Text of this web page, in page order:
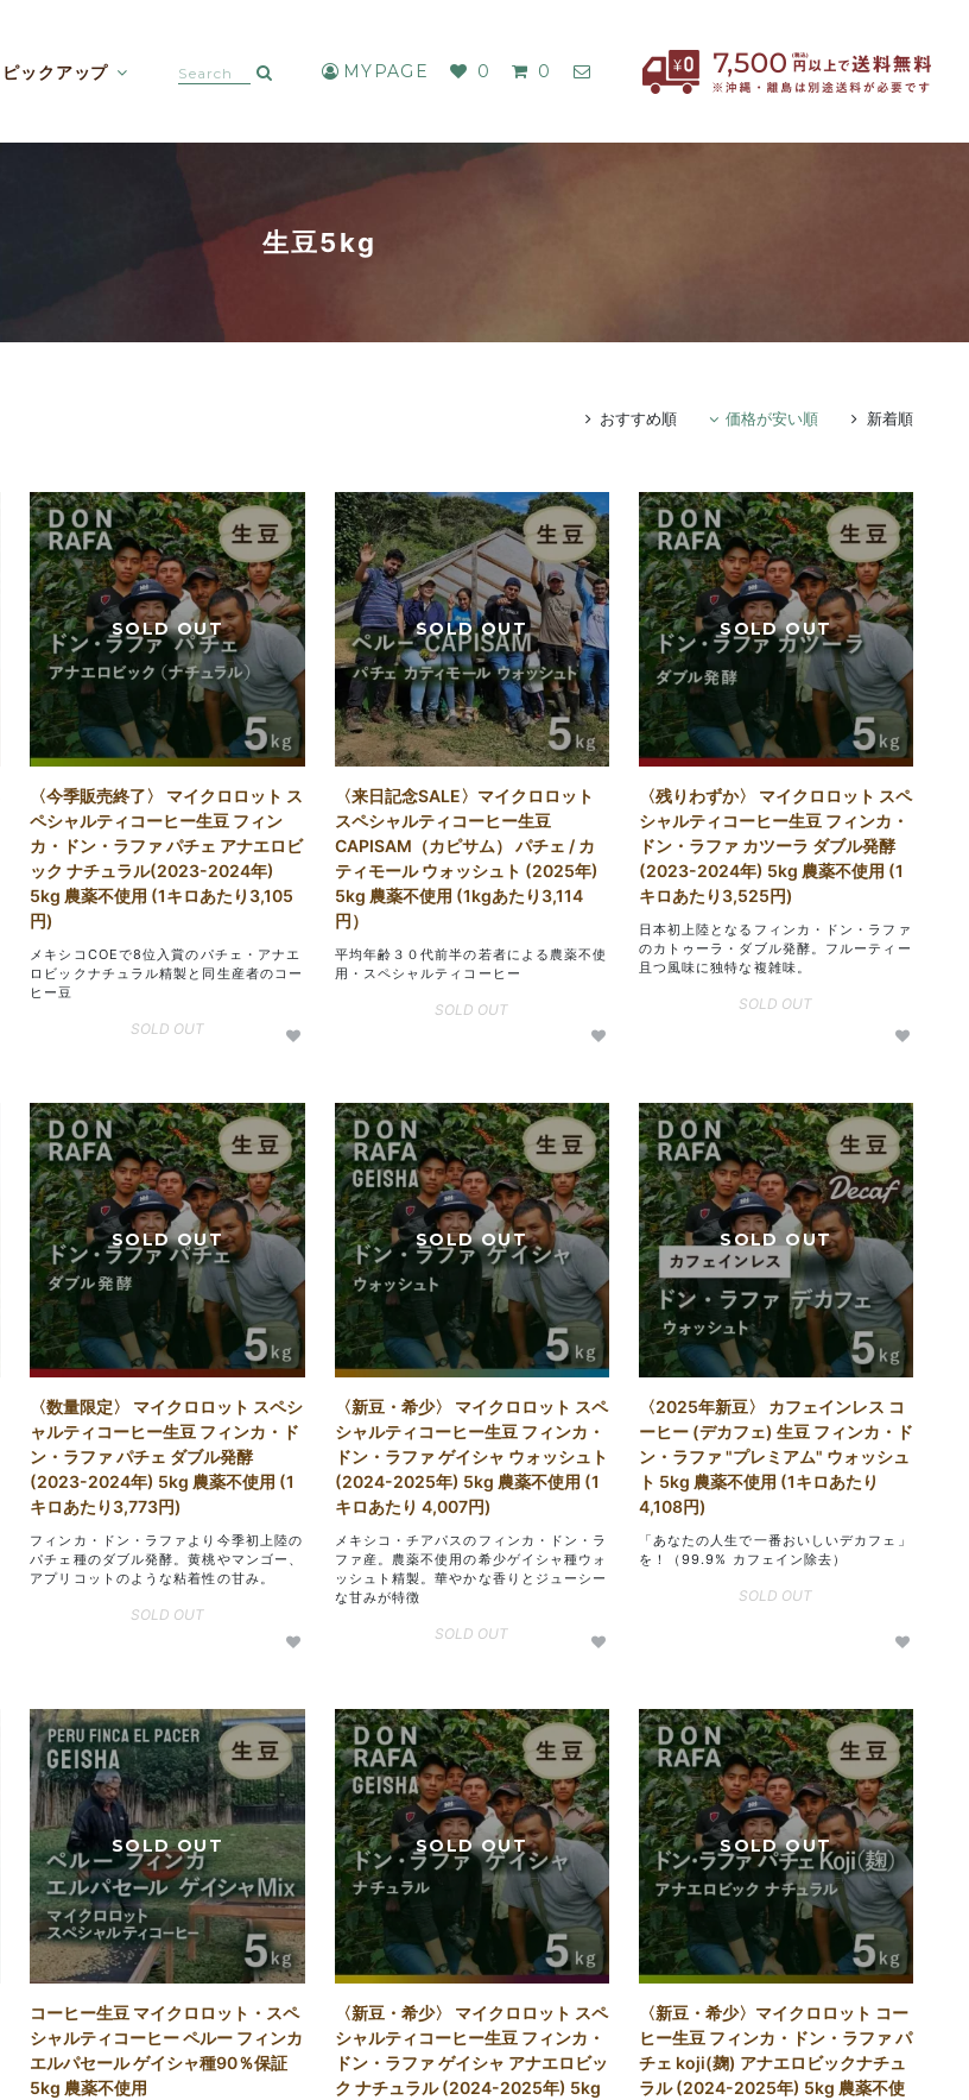
ピックアップ MYPAGE 0 0
生豆5kg
おすすめ順 価格が安い順 新着順
〈今季販売終了〉 マイクロロット ス
ペシャルティコーヒー生豆 フィン
カ・ドン・ラファ パチェ アナエロビ
ック ナチュラル(2023-2024年)
5kg 農薬不使用 (1キロあたり3,105
円)
メキシコCOEで8位入賞のパチェ・アナエ
ロビックナチュラル精製と同生産者のコー
ヒー豆
SOLD OUT
〈来日記念SALE〉マイクロロット
スペシャルティコーヒー生豆
CAPISAM（カピサム） パチェ / カ
ティモール ウォッシュト (2025年)
5kg 農薬不使用 (1kgあたり3,114
円）
平均年齢３０代前半の若者による農薬不使
用・スペシャルティコーヒー
SOLD OUT
〈残りわずか〉 マイクロロット スペ
シャルティコーヒー生豆 フィンカ・
ドン・ラファ カツーラ ダブル発酵
(2023-2024年) 5kg 農薬不使用 (1
キロあたり3,525円)
日本初上陸となるフィンカ・ドン・ラファ
のカトゥーラ・ダブル発酵。フルーティー
且つ風味に独特な複雑味。
SOLD OUT
〈数量限定〉 マイクロロット スペシ
ャルティコーヒー生豆 フィンカ・ド
ン・ラファ パチェ ダブル発酵
(2023-2024年) 5kg 農薬不使用 (1
キロあたり3,773円)
フィンカ・ドン・ラファより今季初上陸の
パチェ種のダブル発酵。黄桃やマンゴー、
アプリコットのような粘着性の甘み。
SOLD OUT
〈新豆・希少〉 マイクロロット スペ
シャルティコーヒー生豆 フィンカ・
ドン・ラファ ゲイシャ ウォッシュト
(2024-2025年) 5kg 農薬不使用 (1
キロあたり 4,007円)
メキシコ・チアパスのフィンカ・ドン・ラ
ファ産。農薬不使用の希少ゲイシャ種ウォ
ッシュト精製。華やかな香りとジューシー
な甘みが特徴
SOLD OUT
〈2025年新豆〉 カフェインレス コ
ーヒー (デカフェ) 生豆 フィンカ・ド
ン・ラファ "プレミアム" ウォッシュ
ト 5kg 農薬不使用 (1キロあたり
4,108円)
「あなたの人生で一番おいしいデカフェ」
を！（99.9% カフェイン除去）
SOLD OUT
コーヒー生豆 マイクロロット・スペ
シャルティコーヒー ペルー フィンカ
エルパセール ゲイシャ種90％保証
5kg 農薬不使用
〈新豆・希少〉 マイクロロット スペ
シャルティコーヒー生豆 フィンカ・
ドン・ラファ ゲイシャ アナエロビッ
ク ナチュラル (2024-2025年) 5kg
〈新豆・希少〉マイクロロット コー
ヒー生豆 フィンカ・ドン・ラファ パ
チェ koji(麹) アナエロビックナチュ
ラル (2024-2025年) 5kg 農薬不使